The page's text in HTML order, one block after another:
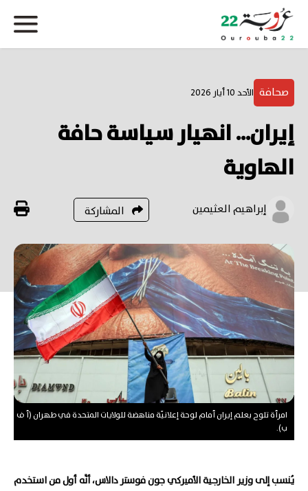
صحافة الأحد 10 أيار 2026
إيران... انهيار سياسة حافة
الهاوية
إبراهيم العثيمين المشاركة
امرأة تلوح بعلم إيران أمام لوحة إعلانيّة مناهضة للولايات المتحدة في طهران (أ ف
ب).
يُنسب إلى وزير الخارجية الأميركي جون فوستر دالاس، أنَّه أول من استخدم